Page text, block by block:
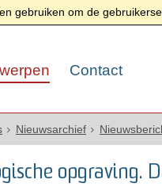
gebruiken om de
Contact
Nieuwsarchief
opgraving.